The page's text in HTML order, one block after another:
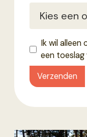
Ik wil alleen
een